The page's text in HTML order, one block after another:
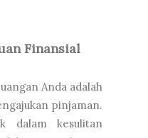
Finansial
Anda adalah
pinjaman.
dalam kesulitan